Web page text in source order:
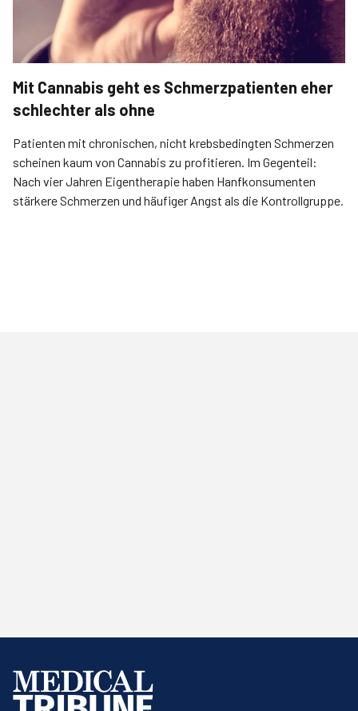
Mit Cannabis geht es Schmerzpatienten eher
schlechter als ohne
Patienten mit chronischen, nicht krebsbedingten Schmerzen
scheinen kaum von Cannabis zu profitieren. Im Gegenteil:
Nach vier Jahren Eigentherapie haben Hanfkonsumenten
stärkere Schmerzen und häufiger Angst als die Kontrollgruppe.